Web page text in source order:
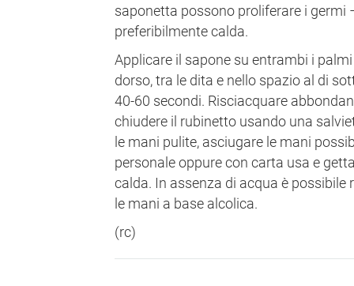
saponetta possono proliferare i germi
preferibilmente calda.
Applicare il sapone su entrambi i
dorso, tra le dita e nello spazio al di
40-60 secondi. Risciacquare
chiudere il rubinetto usando una
le mani pulite, asciugare le mani
personale oppure con carta usa e
calda. In assenza di acqua è possibile
le mani a base alcolica.
(rc)